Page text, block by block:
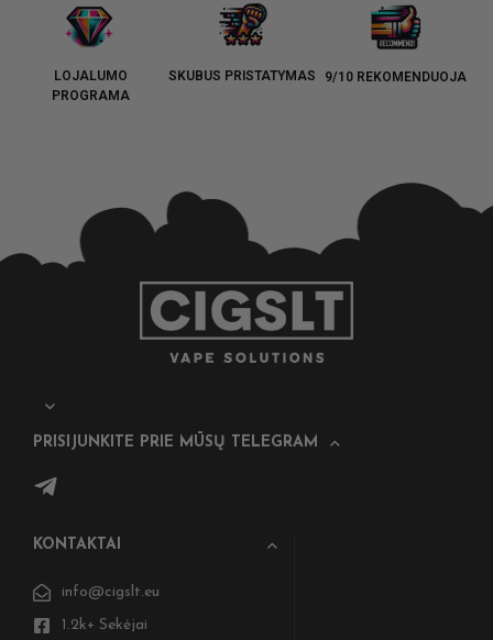
LOJALUMO
PROGRAMA
SKUBUS PRISTATYMAS 9/10 REKOMENDUOJA
PRISIJUNKITE PRIE MŪSŲ TELEGRAM
KONTAKTAI
info@cigslt.eu
1.2k+ Sekėjai